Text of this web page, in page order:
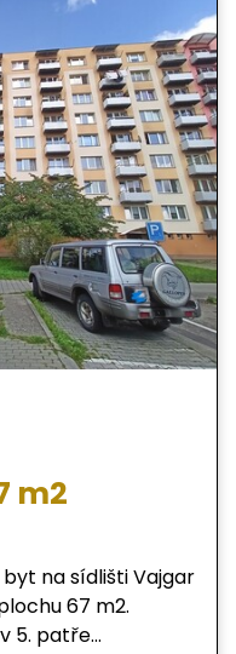
vzdálenosti
vybavenost
MHD). V
neváhejte
víkendu.
m2
na sídlišti Vajgar
67 m2.
5. patře